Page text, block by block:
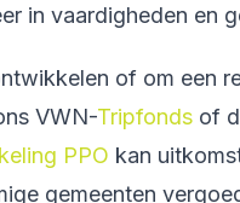
in vaardigheden en
of om een
VWN-Tripfonds of
PPO kan
gemeenten